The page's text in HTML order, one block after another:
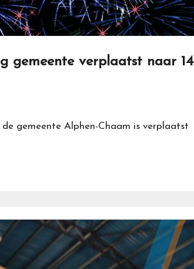
gemeente verplaatst naar 14
gemeente Alphen-Chaam is verplaatst